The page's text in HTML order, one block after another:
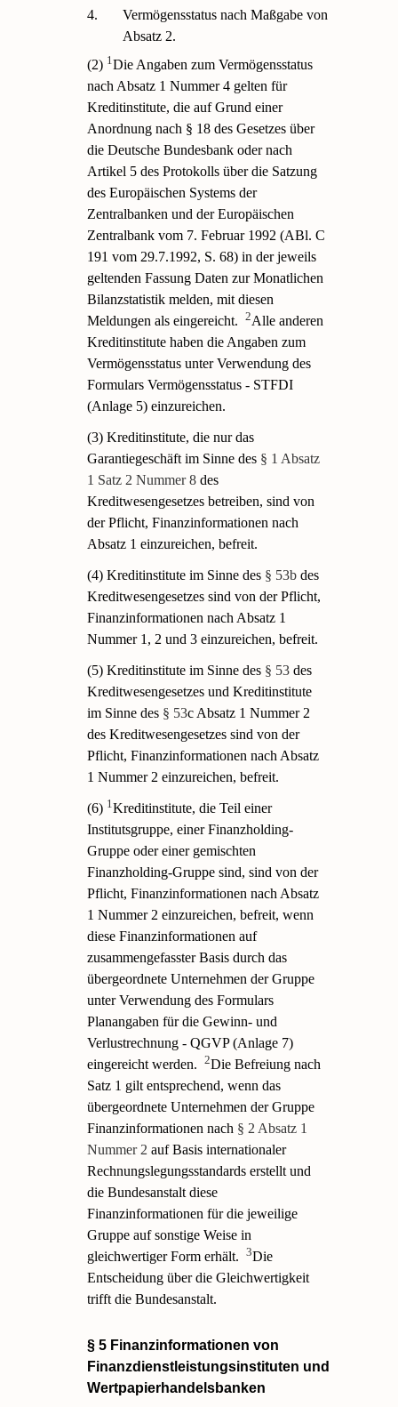
4.
Vermögensstatus nach Maßgabe von
Absatz 2.
(2) 1Die Angaben zum Vermögensstatus
nach Absatz 1 Nummer 4 gelten für
Kreditinstitute, die auf Grund einer
Anordnung nach § 18 des Gesetzes über
die Deutsche Bundesbank oder nach
Artikel 5 des Protokolls über die Satzung
des Europäischen Systems der
Zentralbanken und der Europäischen
Zentralbank vom 7. Februar 1992 (ABl. C
191 vom 29.7.1992, S. 68) in der jeweils
geltenden Fassung Daten zur Monatlichen
Bilanzstatistik melden, mit diesen
Meldungen als eingereicht.
2Alle anderen
Kreditinstitute haben die Angaben zum
Vermögensstatus unter Verwendung des
Formulars Vermögensstatus - STFDI
(Anlage 5) einzureichen.
(3) Kreditinstitute, die nur das
Garantiegeschäft im Sinne des § 1 Absatz
1 Satz 2 Nummer 8 des
Kreditwesengesetzes betreiben, sind von
der Pflicht, Finanzinformationen nach
Absatz 1 einzureichen, befreit.
(4) Kreditinstitute im Sinne des § 53b des
Kreditwesengesetzes sind von der Pflicht,
Finanzinformationen nach Absatz 1
Nummer 1, 2 und 3 einzureichen, befreit.
(5) Kreditinstitute im Sinne des § 53 des
Kreditwesengesetzes und Kreditinstitute
im Sinne des § 53c Absatz 1 Nummer 2
des Kreditwesengesetzes sind von der
Pflicht, Finanzinformationen nach Absatz
1 Nummer 2 einzureichen, befreit.
(6) 1Kreditinstitute, die Teil einer
Institutsgruppe, einer Finanzholding-
Gruppe oder einer gemischten
Finanzholding-Gruppe sind, sind von der
Pflicht, Finanzinformationen nach Absatz
1 Nummer 2 einzureichen, befreit, wenn
diese Finanzinformationen auf
zusammengefasster Basis durch das
übergeordnete Unternehmen der Gruppe
unter Verwendung des Formulars
Planangaben für die Gewinn- und
Verlustrechnung - QGVP (Anlage 7)
eingereicht werden.
2Die Befreiung nach
Satz 1 gilt entsprechend, wenn das
übergeordnete Unternehmen der Gruppe
Finanzinformationen nach § 2 Absatz 1
Nummer 2 auf Basis internationaler
Rechnungslegungsstandards erstellt und
die Bundesanstalt diese
Finanzinformationen für die jeweilige
Gruppe auf sonstige Weise in
gleichwertiger Form erhält.
3Die
Entscheidung über die Gleichwertigkeit
trifft die Bundesanstalt.
§ 5 Finanzinformationen von
Finanzdienstleistungsinstituten und
Wertpapierhandelsbanken